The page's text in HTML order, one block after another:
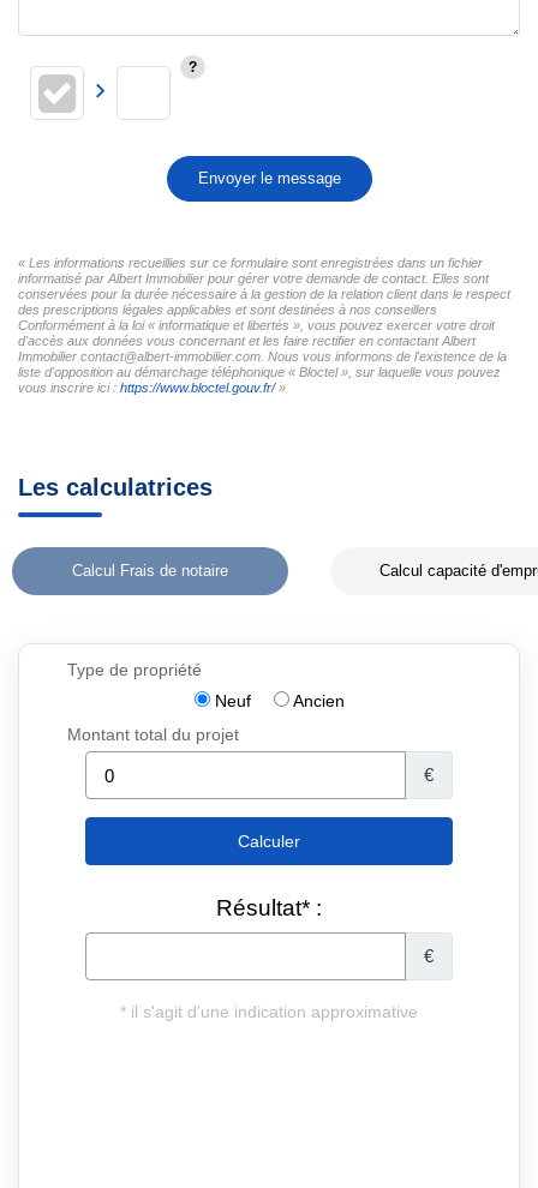
Envoyer le message
« Les informations recueillies sur ce formulaire sont enregistrées dans un fichier
informatisé par Albert Immobilier pour gérer votre demande de contact. Elles sont
conservées pour la durée nécessaire à la gestion de la relation client dans le respect
des prescriptions légales applicables et sont destinées à nos conseillers
Conformément à la loi « informatique et libertés », vous pouvez exercer votre droit
d'accès aux données vous concernant et les faire rectifier en contactant Albert
Immobilier contact@albert-immobilier.com. Nous vous informons de l'existence de la
liste d'opposition au démarchage téléphonique « Bloctel », sur laquelle vous pouvez
vous inscrire ici : https://www.bloctel.gouv.fr/»
Les calculatrices
Calcul Frais de notaire Calcul capacité